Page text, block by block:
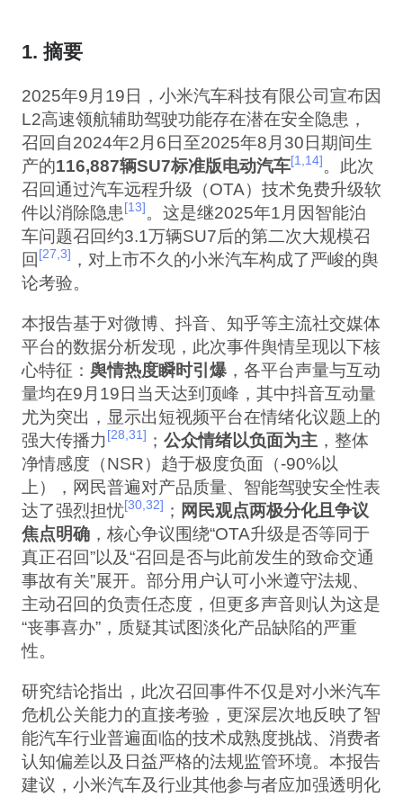
1. 摘要
2025年9月19日，小米汽车科技有限公司宣布因
L2高速领航辅助驾驶功能存在潜在安全隐患，
召回自2024年2月6日至2025年8月30日期间生
产的116,887辆SU7标准版电动汽车[1,14]。此次
召回通过汽车远程升级（OTA）技术免费升级软
件以消除隐患[13]。这是继2025年1月因智能泊
车问题召回约3.1万辆SU7后的第二次大规模召
回[27,3] ，对上市不久的小米汽车构成了严峻的舆
论考验。
本报告基于对微博、抖音、知乎等主流社交媒体
平台的数据分析发现，此次事件舆情呈现以下核
心特征： 舆情热度瞬时引爆，各平台声量与互动
量均在9月19日当天达到顶峰，其中抖音互动量
尤为突出，显示出短视频平台在情绪化议题上的
强大传播力 [28,31] ； 公众情绪以负面为主 ，整体
净情感度（NSR）趋于极度负面（-90%以
上），网民普遍对产品质量、智能驾驶安全性表
达了强烈担忧[30,32] ； 网民观点两极分化且争议
焦点明确，核心争议围绕“OTA升级是否等同于
真正召回”以及“召回是否与此前发生的致命交通
事故有关”展开。部分用户认可小米遵守法规、
主动召回的负责任态度，但更多声音则认为这是
“丧事喜办”，质疑其试图淡化产品缺陷的严重
性。
研究结论指出，此次召回事件不仅是对小米汽车
危机公关能力的直接考验，更深层次地反映了智
能汽车行业普遍面临的技术成熟度挑战、消费者
认知偏差以及日益严格的法规监管环境。本报告
建议，小米汽车及行业其他参与者应加强透明化